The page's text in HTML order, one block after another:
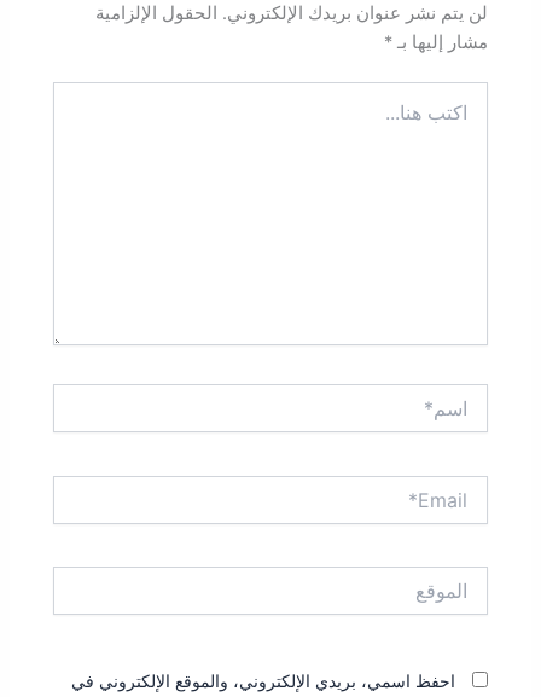
لن يتم نشر عنوان بريدك الإلكتروني. الحقول الإلزامية
مشار إليها بـ*
هنا...
احفظ اسمي، بريدي الإلكتروني، والموقع الإلكتروني في